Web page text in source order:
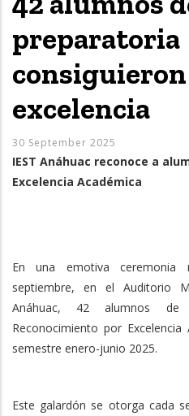
preparatoria
excelencia
30 September 2025
IEST Anáhuac reconoce a
Excelencia Académica
En una emotiva
septiembre, en el Auditorio
Anáhuac, 42 alumnos de
Reconocimiento por
semestre enero-junio 2025.
Este galardón se otorga cada